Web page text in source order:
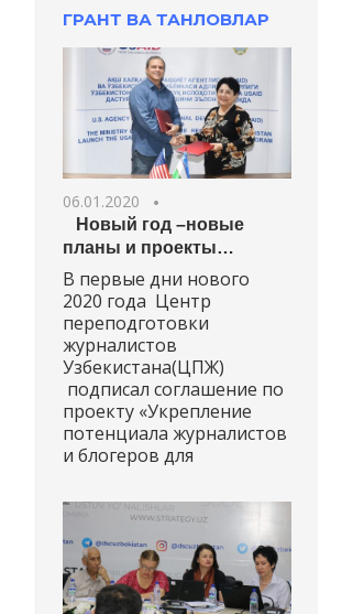
ГРАНТ ВА ТАНЛОВЛАР
06.01.2020
Новый год –новые
планы и проекты…
В первые дни нового
2020 года Центр
переподготовки
журналистов
Узбекистана(ЦПЖ)
подписал соглашение по
проекту «Укрепление
потенциала журналистов
и блогеров для